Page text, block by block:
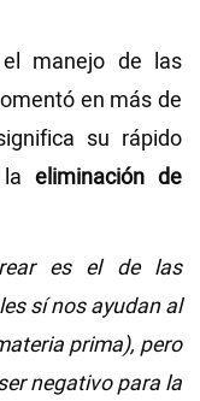
manejo de las
en más de
su rápido
laeliminación de
es el de las
sí nos ayudan al
prima), pero
negativo para la